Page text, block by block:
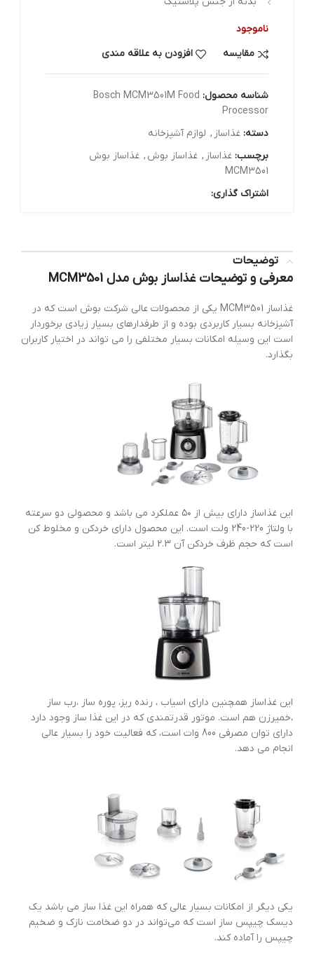
ناموجود
مقایسه
افزودن به علاقه مندی
شناسه محصول: Bosch MCM3501M Food
Processor
دسته: غذاساز , لوازم آشپزخانه
برچسب: غذاساز , غذاساز بوش , غذاساز بوش
MCM3501
اشتراک گذاری:
توضیحات
معرفی و توضیحات غذاساز بوش مدل MCM3501
غذاساز MCM3501 یکی از محصولات عالی شرکت بوش است که در
آشپزخانه بسیار کاربردی بوده و از طرفدارهای بسیار زیادی برخوردار
است این وسیله امکانات بسیار مختلفی را می تواند در اختیار کاربران
بگذارد.
این غذاساز دارای بیش از ۵۰ عملکرد می باشد و محصولی دو سرعته
با ولتاژ 220-240 ولت است. این محصول دارای خردکن و مخلوط کن
است که حجم ظرف خردکن آن 2.3 لیتر است.
این غذاساز همچنین دارای اسیاب ، رنده ریز، پوره ساز ،رب ساز
،خمیرزن هم است. موتور قدرتمندی که در این غذا ساز وجود دارد
دارای توان مصرفی 800 وات است، که فعالیت خود را بسیار عالی
انجام می دهد.
یکی دیگر از امکانات بسیار عالی که همراه این غذا ساز می باشد یک
دیسک چیپس ساز است که می‌تواند در دو ضخامت نازک و ضخیم
چیپس را آماده کند.